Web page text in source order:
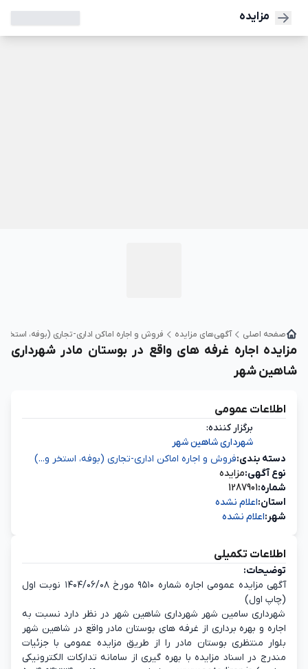
مزایده
صفحه اصلی آگهی‌های مزایده فروش و اجاره اماکن اداری-تجاری (بوفه، استخر
مزایده اجاره غرفه های واقع در بوستان مادر شهرداری
شاهین شهر
اطلاعات عمومی
برگزار کننده:
شهرداری شاهین شهر
دسته‌ بندی:فروش و اجاره اماکن اداری-تجاری (بوفه، استخر و...)
نوع آگهی:مزایده
شماره:1287901
استان:اعلام نشده
شهر:اعلام نشده
اطلاعات تکمیلی
توضیحات:
آگهی مزایده عمومی اجاره شماره ۹۵۱۰ مورخ ۱۴۰۴/۰۶/۰۸ نوبت اول
(چاپ اول)
شهرداری سامین شهر شهرداری شاهین شهر در نظر دارد نسبت به
اجاره و بهره برداری از غرفه های بوستان مادر واقع در شاهین شهر
بلوار منتظری بوستان مادر را از طریق مزایده عمومی با جزئیات
مندرج در اسناد مزایده با بهره گیری از سامانه تدارکات الکترونیکی